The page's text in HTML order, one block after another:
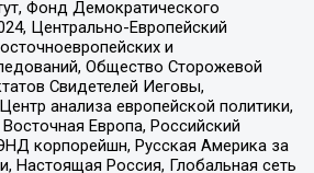
Фонд Демократического
Центрально-Европейский
и
Общество Сторожевой
Свидетелей Иеговы,
анализа европейской политики,
Европа, Российский
корпорейшн, Русская Америка за
Настоящая Россия, Глобальная сеть